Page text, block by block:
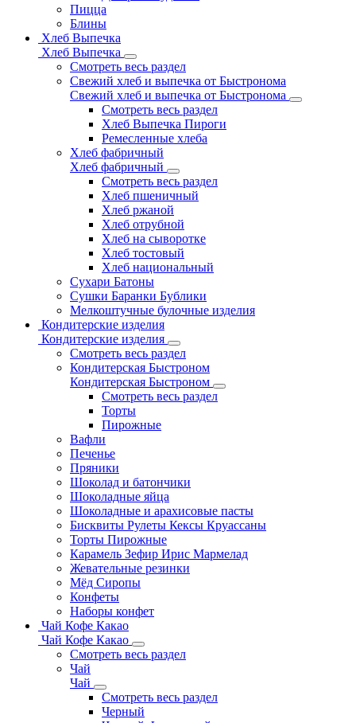
Пицца
Блины
Хлеб Выпечка
Хлеб Выпечка
Смотреть весь раздел
Свежий хлеб и выпечка от Быстронома
Свежий хлеб и выпечка от Быстронома
Смотреть весь раздел
Хлеб Выпечка Пироги
Ремесленные хлеба
Хлеб фабричный
Хлеб фабричный
Смотреть весь раздел
Хлеб пшеничный
Хлеб ржаной
Хлеб отрубной
Хлеб на сыворотке
Хлеб тостовый
Хлеб национальный
Сухари Батоны
Сушки Баранки Бублики
Мелкоштучные булочные изделия
Кондитерские изделия
Кондитерские изделия
Смотреть весь раздел
Кондитерская Быстроном
Кондитерская Быстроном
Смотреть весь раздел
Торты
Пирожные
Вафли
Печенье
Пряники
Шоколад и батончики
Шоколадные яйца
Шоколадные и арахисовые пасты
Бисквиты Рулеты Кексы Круассаны
Торты Пирожные
Карамель Зефир Ирис Мармелад
Жевательные резинки
Мёд Сиропы
Конфеты
Наборы конфет
Чай Кофе Какао
Чай Кофе Какао
Смотреть весь раздел
Чай
Чай
Смотреть весь раздел
Черный